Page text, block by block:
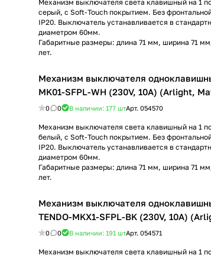
Механизм выключателя света клавишный на 1
серый, с Soft-Touch покрытием. Без
IP20. Выключатель устанавливается в
диаметром 60мм.
Габаритные размеры: длина 71 мм, ширина 71
лет.
Механизм выключателя
MK01-SFPL-WH (230V, 10A) (Arlight,
0 0 В наличии: 177 штАрт. 054570
Механизм выключателя света клавишный на 1
белый, с Soft-Touch покрытием. Без
IP20. Выключатель устанавливается в
диаметром 60мм.
Габаритные размеры: длина 71 мм, ширина 71
лет.
Механизм выключателя
TENDO-MKX1-SFPL-BK (230V, 10A)
0 0 В наличии: 191 штАрт. 054571
Механизм выключателя света клавишный на 1